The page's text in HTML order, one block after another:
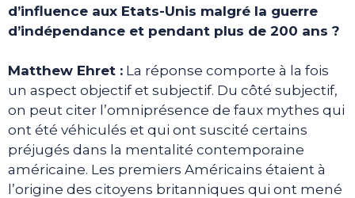
d’influence aux Etats-Unis malgré la guerre
d’indépendance et pendant plus de 200 ans ?
Matthew Ehret : La réponse comporte à la fois
un aspect objectif et subjectif. Du côté subjectif,
on peut citer l’omniprésence de faux mythes qui
ont été véhiculés et qui ont suscité certains
préjugés dans la mentalité contemporaine
américaine. Les premiers Américains étaient à
l’origine des citoyens britanniques qui ont mené